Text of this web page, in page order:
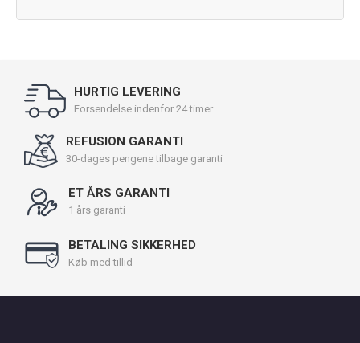
HURTIG LEVERING
Forsendelse indenfor 24 timer
REFUSION GARANTI
30-dages pengene tilbage garanti
ET ÅRS GARANTI
1 års garanti
BETALING SIKKERHED
Køb med tillid